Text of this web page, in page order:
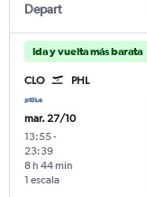
Depart
Ida y vuelta más barata
CLO PHL
mar. 27/10
13:55-
23:39
1 escala
8 h 44 min